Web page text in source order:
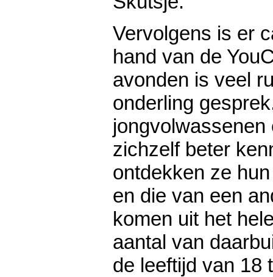
Vervolgens is er
hand van de
avonden is veel
onderling
jongvolwassenen
zichzelf beter
ontdekken ze
en die van een
komen uit het
aantal van
de leeftijd van 18